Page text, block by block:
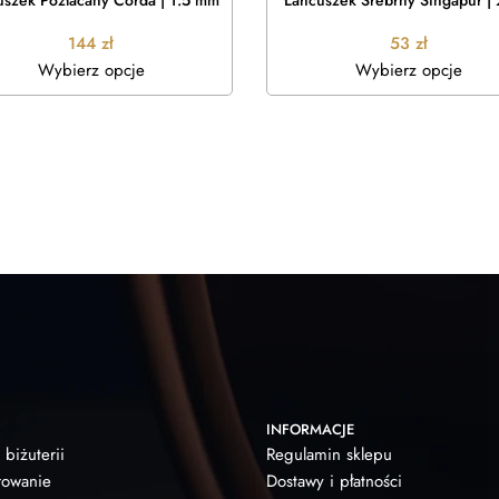
144 zł
Wybierz opcje
53 zł
Wybierz opcje
biżuterii
INFORMACJE
Regulamin sklepu
Dostawy i płatności